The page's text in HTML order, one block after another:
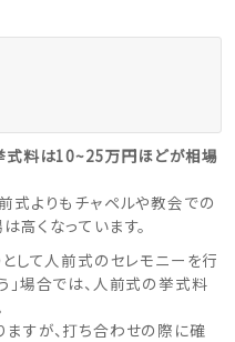
式料は10~25万円ほどが相場
式よりもチャペルや教会での
高くなっています。
して人前式のセレモニーを行
」場合では、人前式の挙式料
すが、打ち合わせの際に確